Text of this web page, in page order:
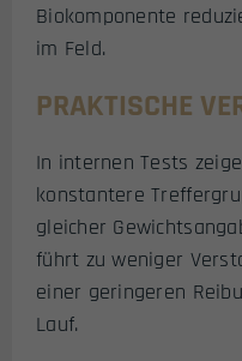
Biokomponente
im Feld.
PRAKTISCHE
In internen Tests
konstantere
gleicher
führt zu weniger
einer geringeren
Lauf.